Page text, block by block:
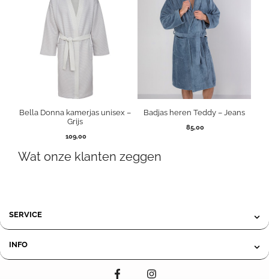
Bella Donna kamerjas unisex –
Grijs
109,00
Badjas heren Teddy – Jeans
85,00
Wat onze klanten zeggen
SERVICE
INFO